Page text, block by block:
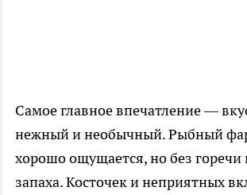
Самое главное впечатление —
нежный и необычный. Рыбный
хорошо ощущается, но без горечи
запаха. Косточек и неприятных